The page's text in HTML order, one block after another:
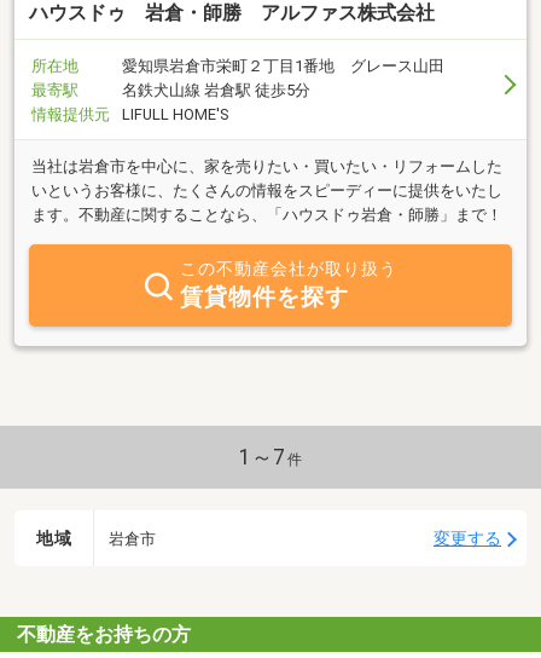
ハウスドゥ 岩倉・師勝 アルファス株式会社
所在地
愛知県岩倉市栄町２丁目1番地 グレース山田
最寄駅
名鉄犬山線 岩倉駅 徒歩5分
情報提供元
LIFULL HOME'S
当社は岩倉市を中心に、家を売りたい・買いたい・リフォームした
いというお客様に、たくさんの情報をスピーディーに提供をいたし
ます。不動産に関することなら、「ハウスドゥ岩倉・師勝」まで！
この不動産会社が取り扱う
賃貸物件を探す
1～7 件
地域 岩倉市 変更する
不動産をお持ちの方